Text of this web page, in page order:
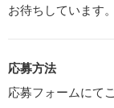
お待ちしています。
応募方法
応募フォームにて